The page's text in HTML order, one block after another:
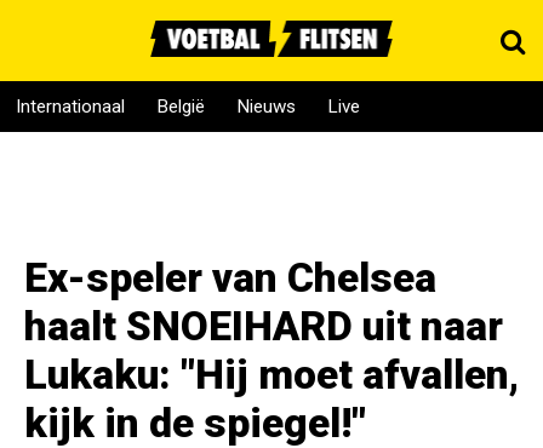
Internationaal België Nieuws Live
Ex-speler van Chelsea
haalt SNOEIHARD uit naar
Lukaku: "Hij moet afvallen,
kijk in de spiegel!"